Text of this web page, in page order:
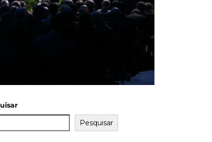
Pesquisar